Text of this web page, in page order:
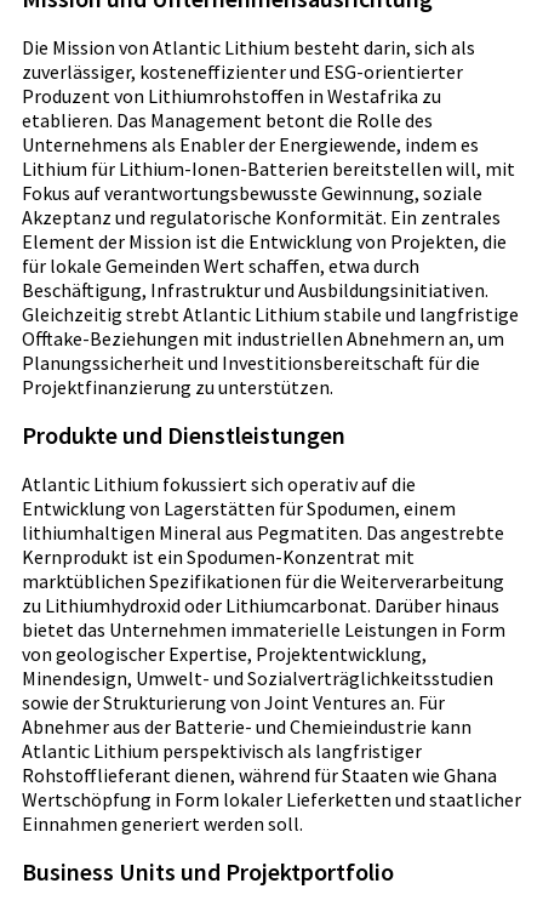
Die Mission von Atlantic Lithium besteht darin, sich als
zuverlässiger, kosteneffizienter und ESG-orientierter
Produzent von Lithiumrohstoffen in Westafrika zu
etablieren. Das Management betont die Rolle des
Unternehmens als Enabler der Energiewende, indem es
Lithium für Lithium-Ionen-Batterien bereitstellen will, mit
Fokus auf verantwortungsbewusste Gewinnung, soziale
Akzeptanz und regulatorische Konformität. Ein zentrales
Element der Mission ist die Entwicklung von Projekten, die
für lokale Gemeinden Wert schaffen, etwa durch
Beschäftigung, Infrastruktur und Ausbildungsinitiativen.
Gleichzeitig strebt Atlantic Lithium stabile und langfristige
Offtake-Beziehungen mit industriellen Abnehmern an, um
Planungssicherheit und Investitionsbereitschaft für die
Projektfinanzierung zu unterstützen.
Produkte und Dienstleistungen
Atlantic Lithium fokussiert sich operativ auf die
Entwicklung von Lagerstätten für Spodumen, einem
lithiumhaltigen Mineral aus Pegmatiten. Das angestrebte
Kernprodukt ist ein Spodumen-Konzentrat mit
marktüblichen Spezifikationen für die Weiterverarbeitung
zu Lithiumhydroxid oder Lithiumcarbonat. Darüber hinaus
bietet das Unternehmen immaterielle Leistungen in Form
von geologischer Expertise, Projektentwicklung,
Minendesign, Umwelt- und Sozialverträglichkeitsstudien
sowie der Strukturierung von Joint Ventures an. Für
Abnehmer aus der Batterie- und Chemieindustrie kann
Atlantic Lithium perspektivisch als langfristiger
Rohstofflieferant dienen, während für Staaten wie Ghana
Wertschöpfung in Form lokaler Lieferketten und staatlicher
Einnahmen generiert werden soll.
Business Units und Projektportfolio